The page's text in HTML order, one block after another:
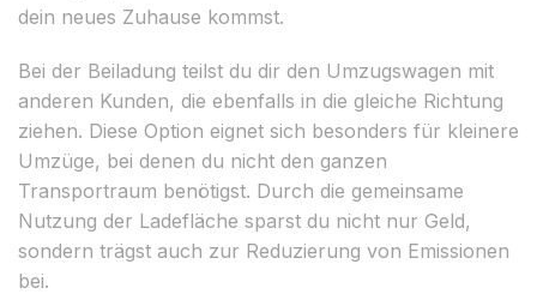
dein neues Zuhause kommst.
Bei der Beiladung teilst du dir den Umzugswagen mit
anderen Kunden, die ebenfalls in die gleiche Richtung
ziehen. Diese Option eignet sich besonders für kleinere
Umzüge, bei denen du nicht den ganzen
Transportraum benötigst. Durch die gemeinsame
Nutzung der Ladefläche sparst du nicht nur Geld,
sondern trägst auch zur Reduzierung von Emissionen
bei.